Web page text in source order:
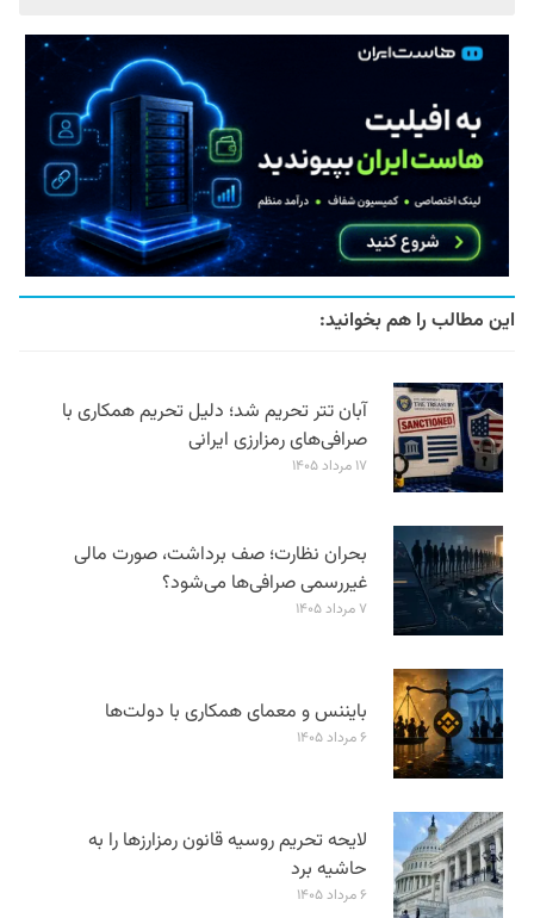
این مطالب را هم بخوانید:
آبان تتر تحریم شد؛ دلیل تحریم همکاری با
صرافی‌های رمزارزی ایرانی
۱۷ مرداد ۱۴۰۵
بحران نظارت؛ صف برداشت، صورت مالی
غیررسمی صرافی‌ها می‌شود؟
۷ مرداد ۱۴۰۵
بایننس و معمای همکاری با دولت‌ها
۶ مرداد ۱۴۰۵
لایحه تحریم روسیه قانون رمزارزها را به
حاشیه برد
۶ مرداد ۱۴۰۵